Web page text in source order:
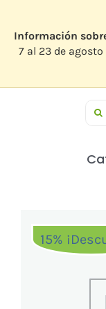
contenido
Información
7 al 23 de
Higiene y
Infantil
15%